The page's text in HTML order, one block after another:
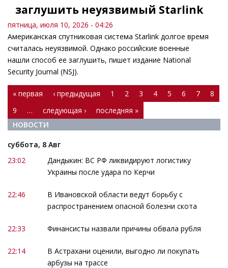
заглушить неуязвимый Starlink
пятница, июля 10, 2026 - 04:26
Американская спутниковая система Starlink долгое время
считалась неуязвимой. Однако российские военные
нашли способ ее заглушить, пишет издание National
Security Journal (NSJ).
Страницы
« первая ‹ предыдущая 1 2 3 4 5 6 7
8
9
… следующая ›
последняя »
НОВОСТИ
суббота, 8 Авг
23:02
Дандыкин: ВС РФ ликвидируют логистику
Украины после удара по Керчи
22:46
В Ивановской области ведут борьбу с
распространением опасной болезни скота
22:33 Финансисты назвали причины обвала рубля
22:14
В Астрахани оценили, выгодно ли покупать
арбузы на трассе